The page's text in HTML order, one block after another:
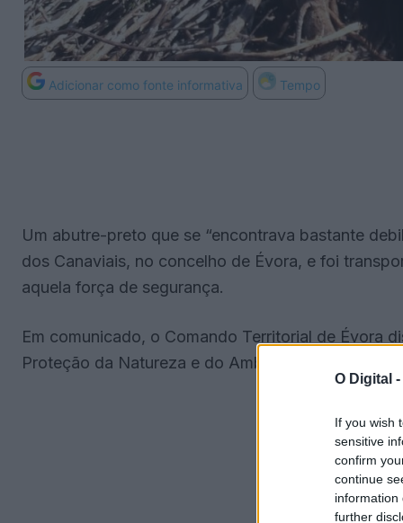
O Digital -
If you wish
sensitive
confirm
continue
information
further
Adicionar como fonte informativa Tempo
Um abutre-preto que se “encontrava bastante
dos Canaviais, no concelho de Évora, e foi
aquela força de segurança.
Em comunicado, o Comando Territorial de Évora
Proteção da Natureza e do Ambiente (SEPNA) de